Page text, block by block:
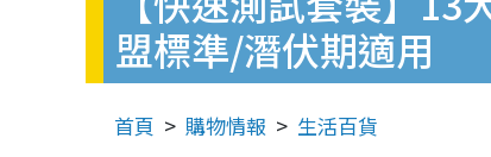
盟標準/潛伏期適用
首頁 購物情報 生活百貨